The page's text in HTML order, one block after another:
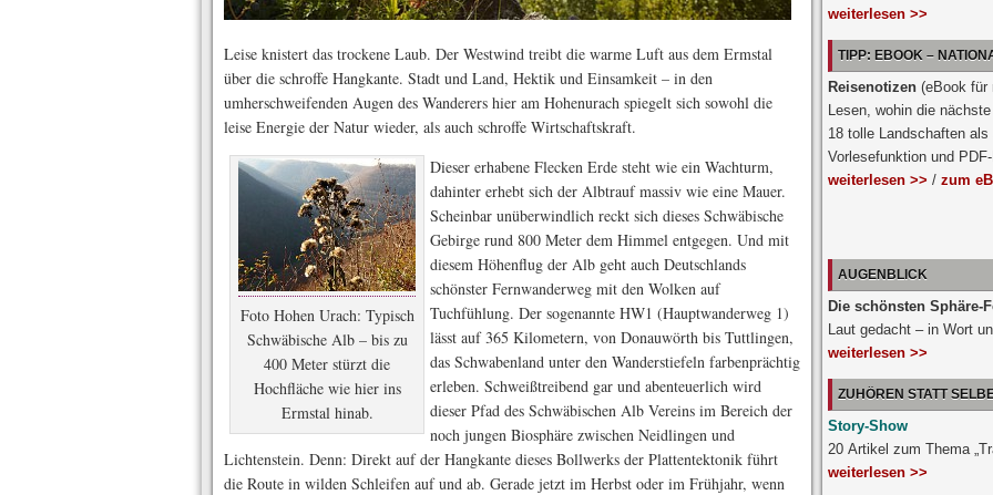
Leise knistert das trockene Laub. Der Westwind treibt die warme Luft aus dem Ermstal
über die schroffe Hangkante. Stadt und Land, Hektik und Einsamkeit – in den
umherschweifenden Augen des Wanderers hier am Hohen­urach spiegelt sich sowohl die
leise Energie der Natur wieder, als auch schroffe Wirtschaftskraft.
Foto Hohen Urach: Typisch
Schwäbische Alb – bis zu
400 Meter stürzt die
Hochfläche wie hier ins
Ermstal hinab.
Dieser erhabene Flecken Erde steht wie ein Wachturm,
dahinter erhebt sich der Albtrauf massiv wie eine Mauer.
Scheinbar unüberwindlich reckt sich dieses Schwäbische
Gebirge rund 800 Meter dem Himmel entgegen. Und mit
diesem Höhenflug der Alb geht auch Deutschlands
schönster Fernwanderweg mit den Wolken auf
Tuchfühlung. Der sogenannte HW1 (Hauptwanderweg 1)
lässt auf 365 Kilometern, von Donauwörth bis Tuttlingen,
das Schwabenland unter den Wanderstiefeln farbenprächtig
erleben. Schweißtreibend gar und abenteuerlich wird
dieser Pfad des Schwäbischen Alb Vereins im Bereich der
noch jungen Biosphäre zwischen Neidlingen und
Lichtenstein. Denn: Direkt auf der Hangkante dieses Bollwerks der Plattentektonik führt
die Route in wilden Schleifen auf und ab. Gerade jetzt im Herbst oder im Frühjahr, wenn
weiterlesen >>
TIPP: EBOOK –
Reisenotizen (eBook für
Lesen, wohin die
18 tolle Landschaften
Vorlesefunktion und PDF-
weiterlesen >> / zum
AUGENBLICK
Die schönsten Sphäre-
Laut gedacht – in Wort
weiterlesen >>
ZUHÖREN STATT
Story-Show
20 Artikel zum Thema
weiterlesen >>